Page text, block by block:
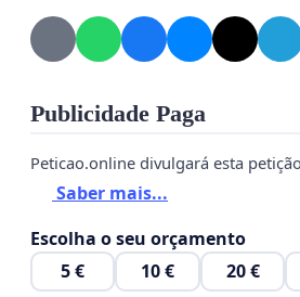
Publicidade Paga
Peticao.online divulgará esta
Saber mais...
Escolha o seu orçamento
5 €
10 € 20 €